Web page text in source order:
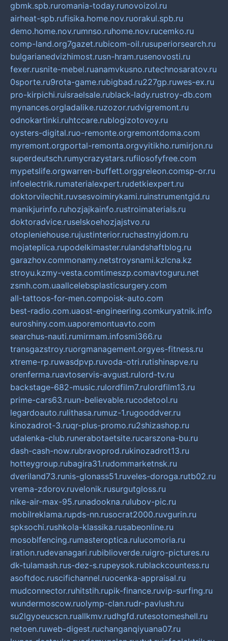
gbmk.spb.ruromania-today.runovoizol.ru
airheat-spb.rufisika.home.nov.ruorakul.spb.ru
demo.home.nov.rumnso.ruhome.nov.rucemko.ru
comp-land.org7gazet.rubicom-oil.rusuperiorsearch.ru
bulgarianedvizhimost.rusn-hram.rusenovosti.ru
fexer.rusnite-mebel.ruanamvkusno.rutechnosaratov.ru
0sporte.ru9rota-game.rubigbad.ru227gp.ruwes-ex.ru
pro-kirpichi.ruisraelsale.rublack-lady.rustroy-db.com
mynances.orgladalike.ruzozor.rudvigremont.ru
odnokartinki.ruhtccare.rublogizotovoy.ru
oysters-digital.ruo-remonte.orgremontdoma.com
myremont.orgportal-remonta.orgvyitikho.rumirjon.ru
superdeutsch.rumycrazystars.rufilosofyfree.com
mypetslife.orgwarren-buffett.orggreleon.comsp-or.ru
infoelectrik.rumaterialexpert.rudetkiexpert.ru
doktorvilechit.ruvsesvoimirykami.ruinstrumentgid.ru
manikjurinfo.ruhozjajkainfo.rustroimaterials.ru
doktoradvice.ruselskoehozjajstvo.ru
otopleniehouse.rujustinterior.ruchastnyjdom.ru
mojateplica.rupodelkimaster.rulandshaftblog.ru
garazhov.commonamy.netstroysnami.kzlcna.kz
stroyu.kzmy-vesta.comtimeszp.comavtoguru.net
zsmh.com.uaallcelebsplasticsurgery.com
all-tattoos-for-men.compoisk-auto.com
best-radio.com.uaost-engineering.comkuryatnik.info
euroshiny.com.uaporemontuavto.com
searchus-nauti.rumirmam.infosmi366.ru
transgazstroy.ruorgmanagement.orgyes-fitness.ru
xtreme-rp.ruwasdpvp.ruvoda-otri.rutishinapve.ru
orenferma.ruavtoservis-avgust.rulord-tv.ru
backstage-682-music.rulordfilm7.rulordfilm13.ru
prime-cars63.ruun-believable.rucodetool.ru
legardoauto.rulithasa.rumuz-1.rugooddver.ru
kinozadrot-3.ruqr-plus-promo.ru2shizashop.ru
udalenka-club.runerabotaetsite.rucarszona-bu.ru
dash-cash-now.rubravoprod.rukinozadrot13.ru
hotteygroup.rubagira31.rudommarketnsk.ru
dveriland73.runis-glonass51.ruveles-doroga.rutb02.ru
vrema-zdorov.ruvelonik.rusurgutgloss.ru
nike-air-max-95.runadookna.rulubov-pic.ru
mobilreklama.rupds-nn.rusocrat2000.ruvgurin.ru
spksochi.rushkola-klassika.rusabeonline.ru
mosoblfencing.rumasteroptica.rulucomoria.ru
iration.rudevanagari.rubiblioverde.ruigro-pictures.ru
dk-tulamash.rus-dez-s.rupeysok.rublackcountess.ru
asoftdoc.ruscifichannel.ruocenka-appraisal.ru
mudconnector.ruhitstih.rupik-finance.ruvip-surfing.ru
wundermoscow.ruolymp-clan.rudr-pavlush.ru
su2lgyoeucscn.ruallkmv.rudhgfd.rutesotomeshell.ru
netoen.ruweb-digest.ruchanganqiyuana07.ru